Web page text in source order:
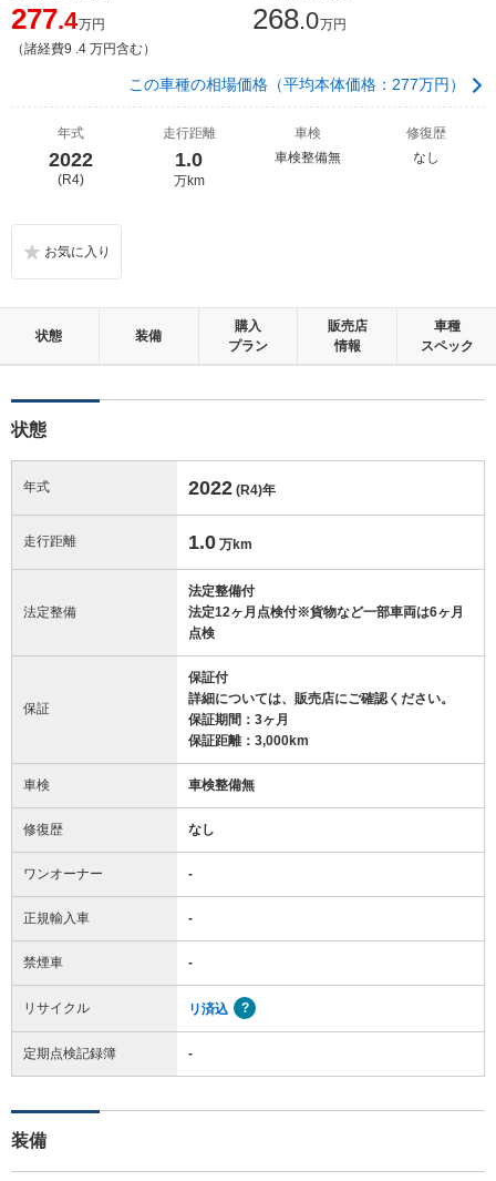
277.4万円
（諸経費9 .4 万円含む）
268.0万円
この車種の相場価格（平均本体価格：277万円）
年式
2022
(R4)
走行距離
1.0
万km
車検
車検整備無
修復歴
なし
状態 装備
購入
プラン
販売店
情報
車種
スペック
状態
年式 2022 (R4)年
走行距離 1.0 万km
法定整備
法定整備付
法定12ヶ月点検付※貨物など一部車両は6ヶ月
点検
保証
保証付
詳細については、販売店にご確認ください。
保証期間：3ヶ月
保証距離：3,000km
車検 車検整備無
修復歴 なし
ワンオーナー -
正規輸入車 -
禁煙車 -
リサイクル リ済込
定期点検記録簿 -
装備